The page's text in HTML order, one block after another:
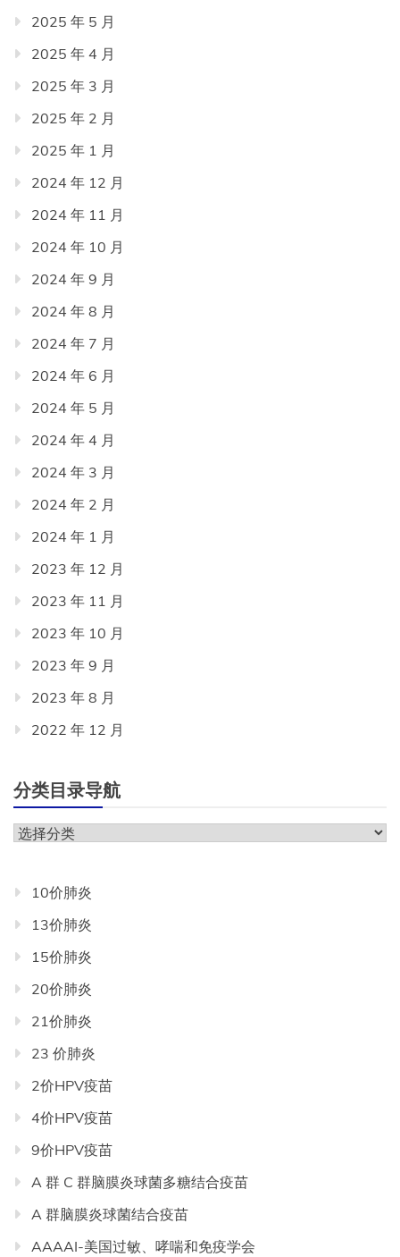
2025 年 5 月
2025 年 4 月
2025 年 3 月
2025 年 2 月
2025 年 1 月
2024 年 12 月
2024 年 11 月
2024 年 10 月
2024 年 9 月
2024 年 8 月
2024 年 7 月
2024 年 6 月
2024 年 5 月
2024 年 4 月
2024 年 3 月
2024 年 2 月
2024 年 1 月
2023 年 12 月
2023 年 11 月
2023 年 10 月
2023 年 9 月
2023 年 8 月
2022 年 12 月
分类目录导航
分
导
航
10价肺炎
13价肺炎
15价肺炎
20价肺炎
21价肺炎
23 价肺炎
2价HPV疫苗
4价HPV疫苗
9价HPV疫苗
A 群 C 群脑膜炎球菌多糖结合疫苗
A 群脑膜炎球菌结合疫苗
AAAAI-美国过敏、哮喘和免疫学会